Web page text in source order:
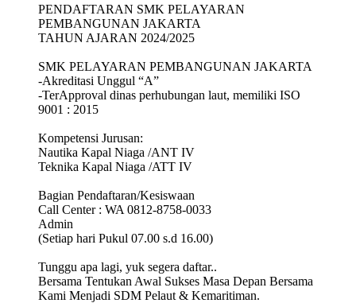
PENDAFTARAN SMK PELAYARAN
PEMBANGUNAN JAKARTA
TAHUN AJARAN 2024/2025
SMK PELAYARAN PEMBANGUNAN JAKARTA
-Akreditasi Unggul “A”
-TerApproval dinas perhubungan laut, memiliki ISO
9001 : 2015
Kompetensi Jurusan:
Nautika Kapal Niaga /ANT IV
Teknika Kapal Niaga /ATT IV
Bagian Pendaftaran/Kesiswaan
Call Center : WA 0812-8758-0033
Admin
(Setiap hari Pukul 07.00 s.d 16.00)
Tunggu apa lagi, yuk segera daftar..
Bersama Tentukan Awal Sukses Masa Depan Bersama
Kami Menjadi SDM Pelaut & Kemaritiman.